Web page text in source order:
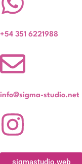
+54 351 6221988
info@sigma-studio.net
sigmastudio.web